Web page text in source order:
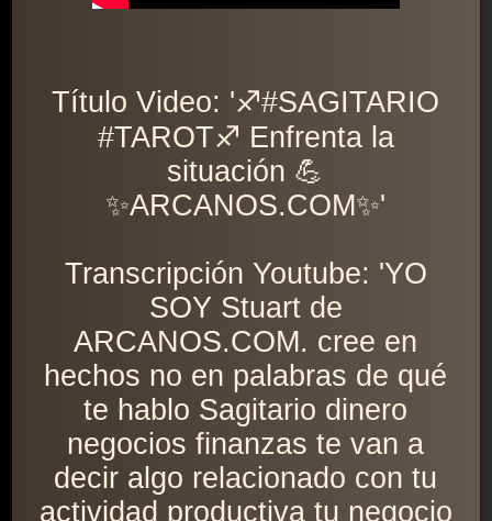
Título Video: '♐️#SAGITARIO
#TAROT♐️ Enfrenta la
situación 💪
✨ARCANOS.COM✨'
Transcripción Youtube: 'YO
SOY Stuart de
ARCANOS.COM. cree en
hechos no en palabras de qué
te hablo Sagitario dinero
negocios finanzas te van a
decir algo relacionado con tu
actividad productiva tu negocio